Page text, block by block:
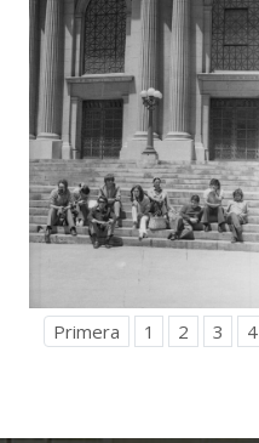
Primera 1 2 3 4